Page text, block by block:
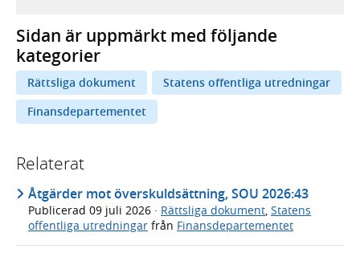
Sidan är uppmärkt med följande
kategorier
Rättsliga dokument
Statens offentliga utredningar
Finansdepartementet
Relaterat
Åtgärder mot överskuldsättning, SOU 2026:43
Publicerad 09 juli 2026 · Rättsliga dokument, Statens
offentliga utredningar från Finansdepartementet